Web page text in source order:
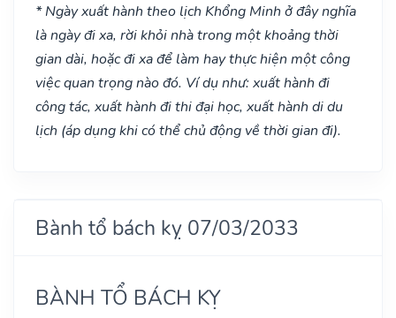
* Ngày xuất hành theo lịch Khổng Minh ở đây nghĩa
là ngày đi xa, rời khỏi nhà trong một khoảng thời
gian dài, hoặc đi xa để làm hay thực hiện một công
việc quan trọng nào đó. Ví dụ như: xuất hành đi
công tác, xuất hành đi thi đại học, xuất hành di du
lịch (áp dụng khi có thể chủ động về thời gian đi).
Bành tổ bách kỵ 07/03/2033
BÀNH TỔ BÁCH KỴ